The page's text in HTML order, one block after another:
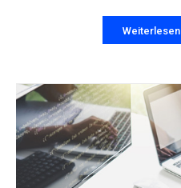
Weiterlesen